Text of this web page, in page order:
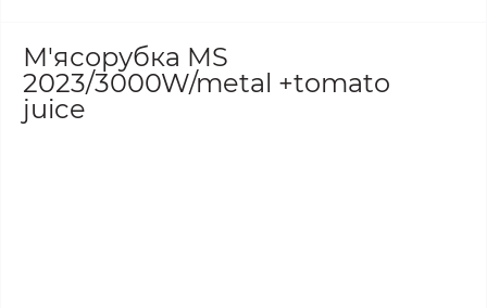
М'ясорубка MS
2023/3000W/metal +tomato
juice